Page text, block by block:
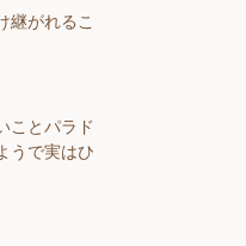
継がれるこ
ことパラド
うで実はひ